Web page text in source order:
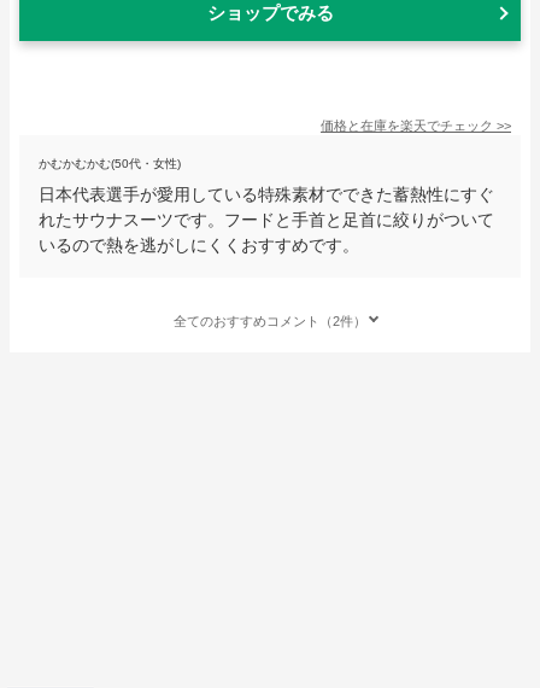
ショップでみる
価格と在庫を楽天でチェック >>
かむかむかむ(50代・女性)
日本代表選手が愛用している特殊素材でできた蓄熱性にすぐ
れたサウナスーツです。フードと手首と足首に絞りがついて
いるので熱を逃がしにくくおすすめです。
全てのおすすめコメント（2件）